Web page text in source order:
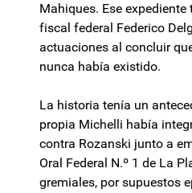
Mahiques. Ese expediente
fiscal federal Federico
actuaciones al concluir
nunca había existido.
La historia tenía un
propia Michelli había
contra Rozanski junto a
Oral Federal N.º 1 de La
gremiales, por supuestos